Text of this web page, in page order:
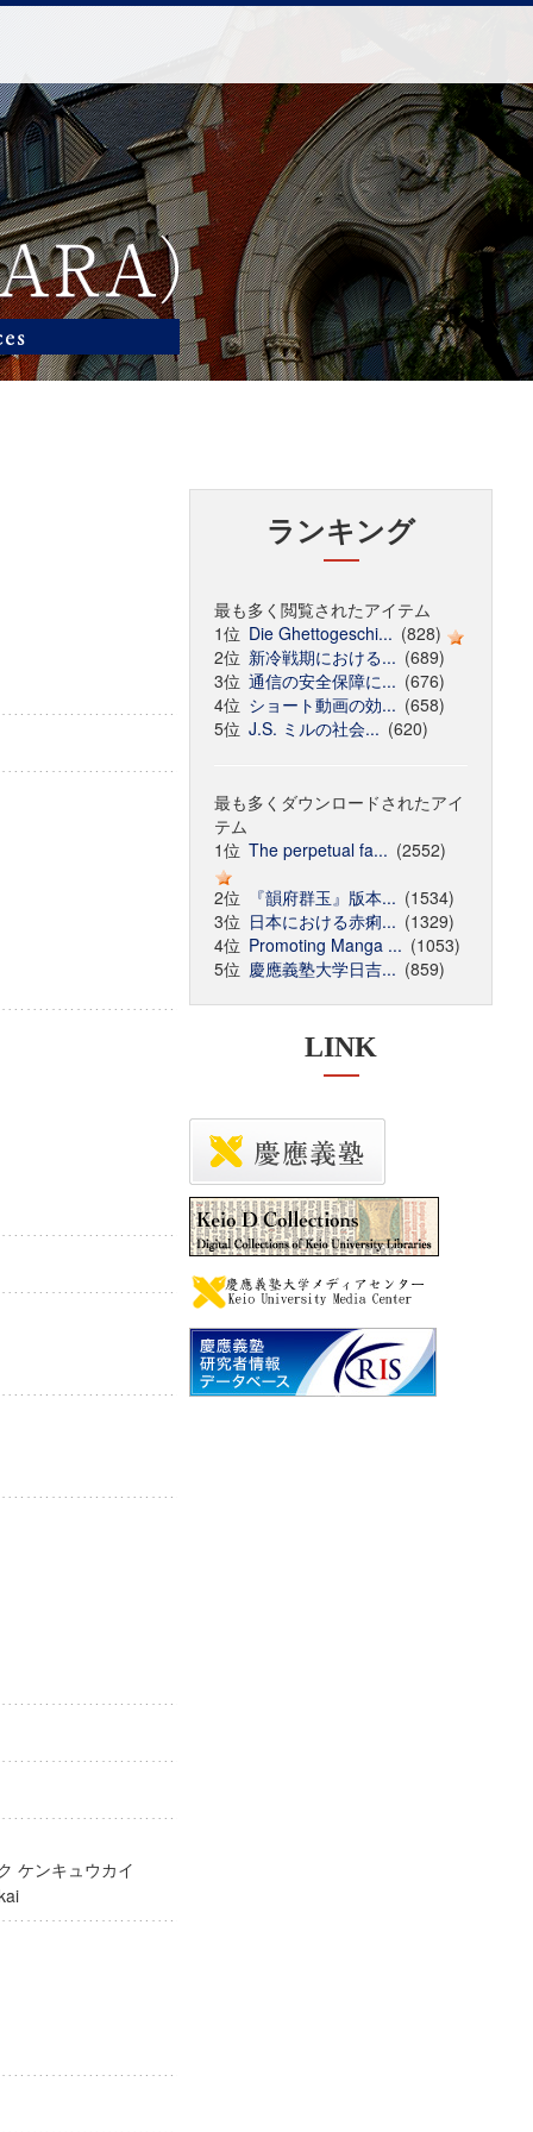
ケンキュウカイ
ランキング
最も多く閲覧されたアイテム
1位 Die Ghettogeschi... (828)
2位 新冷戦期における... (689)
3位 通信の安全保障に... (676)
4位 ショート動画の効... (658)
5位 J.S. ミルの社会... (620)
最も多くダウンロードされたアイ
テム
1位 The perpetual fa... (2552)
2位
『韻府群玉』版本... (1534)
3位 日本における赤痢... (1329)
4位 Promoting Manga ... (1053)
5位 慶應義塾大学日吉... (859)
LINK